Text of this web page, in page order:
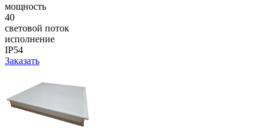
мощность
40
световой поток
исполнение
IP54
Заказать